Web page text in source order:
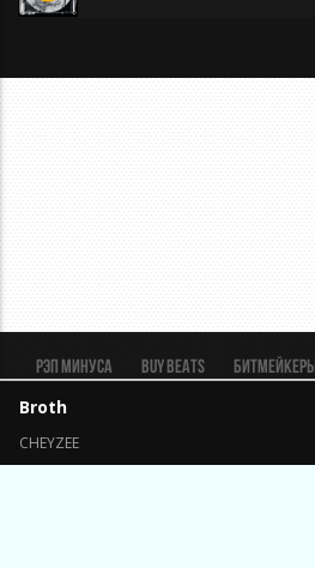
Broth
CHEYZEE
Рэп минуса BUY BEATS Битмейкеры
Рэп биты
Безопасная сделка